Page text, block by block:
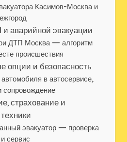
Касимов-Москва и
аварийной эвакуации
ДТП Москва — алгоритм
происшествия
опции и безопасность
в автосервисе,
сопровождение
страхование и
эвакуатор — проверка
сервис